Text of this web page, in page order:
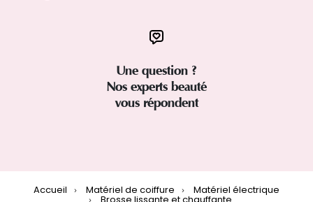
Une question ?
Nos experts beauté
vous répondent
Accueil Matériel de coiffure Matériel électrique